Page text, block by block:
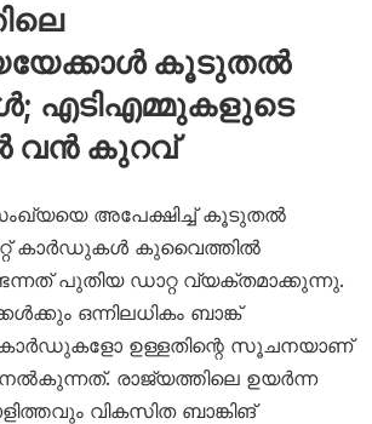
കൂടുതൽ
എടിഎമ്മുകളുടെ
വന്‍ കുറവ്
അപേക്ഷിച്ച് കൂടുതൽ
കാർഡുകൾ കുവൈത്തില്‍
പുതിയ ഡാറ്റ വ്യക്തമാക്കുന്നു.
ഒന്നിലധികം ബാങ്ക്
ഉള്ളതിന്റെ സൂചനയാണ്
രാജ്യത്തിലെ ഉയർന്ന
വികസിത ബാങ്കിങ്